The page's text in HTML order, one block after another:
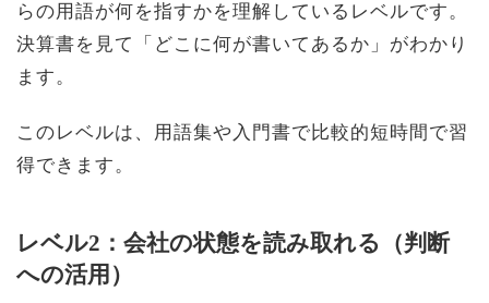
らの用語が何を指すかを理解しているレベルです。
決算書を見て「どこに何が書いてあるか」がわかり
ます。
このレベルは、用語集や入門書で比較的短時間で習
得できます。
レベル2：会社の状態を読み取れる（判断
への活用）